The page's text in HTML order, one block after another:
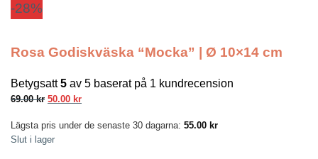
-28%
Rosa Godiskväska “Mocka” | Ø 10×14 cm
Betygsatt5 av 5 baserat på 1 kundrecension
69.00kr Det
priset
var:
50.00 krDet
priset
Lägsta pris under de senaste 30 dagarna: 55.00 kr
Slut i lager